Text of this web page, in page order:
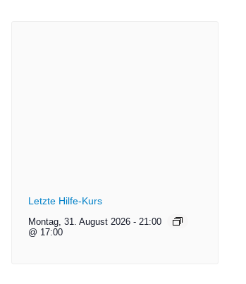
Letzte Hilfe-Kurs
Montag, 31. August 2026
@ 17:00
- 21:00